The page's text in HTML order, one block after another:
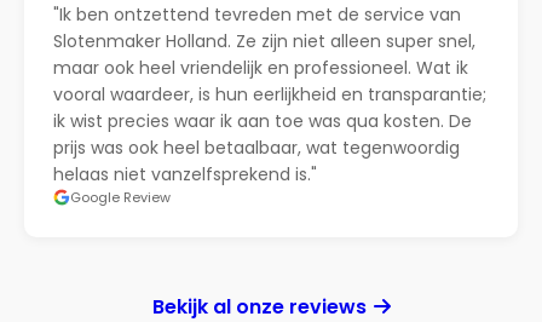
"Ik ben ontzettend tevreden met de service van
Slotenmaker Holland. Ze zijn niet alleen super snel,
maar ook heel vriendelijk en professioneel. Wat ik
vooral waardeer, is hun eerlijkheid en transparantie;
ik wist precies waar ik aan toe was qua kosten. De
prijs was ook heel betaalbaar, wat tegenwoordig
helaas niet vanzelfsprekend is."
Google Review
Bekijk al onze reviews